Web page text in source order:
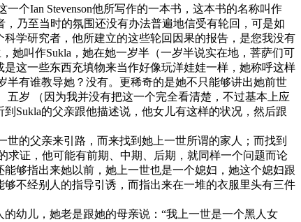
个Ian Stevenson他所写作的一本书，这本书的名称叫作
，乃至当时的氛围还没有办法普遍地信受有轮回，可是如
学研究者，他所建立的这些轮回因果的报告，是您我没有
她叫作Sukla，她在她一岁半（一岁半说实在地，菩萨们可
这一些东西充填物来当作好像玩洋娃娃一样，她称呼这样
半有谁教导她？没有。更稀奇的是她不只能够讲出她前世
岁 （因为我并没有把这一个完全看清楚，不过基本上应
Sukla的父亲跟他描述说，他女儿有这样的状况，然后跟
的父亲来引路，而来找到她上一世所谓的家人；而找到
求证，他可能有前期、中期、后期，就同样一个问题而论
够指出来她以前，她上一世也是一个媳妇，她这个媳妇跟
不经别人的指导引诱，而指出来在一堆的衣服里头有三件
幼儿，她老是跟她的母亲说：“我上一世是一个黑人女